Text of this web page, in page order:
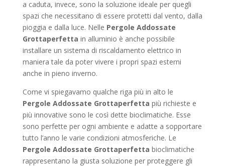
a caduta, invece, sono la soluzione ideale per quegli
spazi che necessitano di essere protetti dal vento, dalla
pioggia e dalla luce. Nelle Pergole Addossate
Grottaperfetta in alluminio è anche possibile
installare un sistema di riscaldamento elettrico in
maniera tale da poter vivere i propri spazi esterni
anche in pieno inverno.
Come vi spiegavamo qualche riga più in alto le
Pergole Addossate Grottaperfetta più richieste e
più innovative sono le così dette bioclimatiche. Esse
sono perfette per ogni ambiente e adatte a sopportare
tutto l’anno le varie condizioni atmosferiche. Le
Pergole Addossate Grottaperfetta bioclimatiche
rappresentano la giusta soluzione per proteggere gli